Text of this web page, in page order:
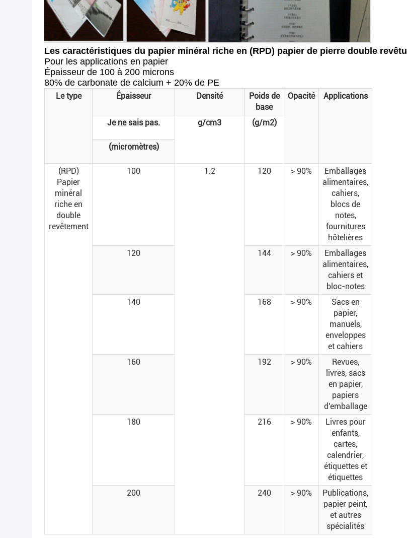
Les caractéristiques du papier minéral riche en (RPD) papier de pierre double revêtu
Pour les applications en papier
Épaisseur de 100 à 200 microns
80% de carbonate de calcium + 20% de PE
Le type Épaisseur Densité
Poids de
base
Opacité Applications
Je ne sais pas. g/cm3 (g/m2)
(micromètres)
(RPD)
Papier
minéral
riche en
double
revêtement
100 1.2 120 > 90%
Emballages
alimentaires,
cahiers,
blocs de
notes,
fournitures
hôtelières
120
144 > 90%
Emballages
alimentaires,
cahiers et
bloc-notes
140
168 > 90%
Sacs en
papier,
manuels,
enveloppes
et cahiers
160
192 > 90%
Revues,
livres, sacs
en papier,
papiers
d'emballage
180
216 > 90%
Livres pour
enfants,
cartes,
calendrier,
étiquettes et
étiquettes
200
240 > 90%
Publications,
papier peint,
et autres
spécialités